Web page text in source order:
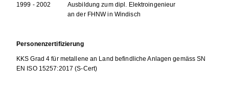
1999 - 2002
Ausbildung zum dipl. Elektroingenieur
an der FHNW in Windisch
Personenzertifizierung
KKS Grad 4 für metallene an Land befindliche Anlagen gemäss SN
EN ISO 15257:2017 (S-Cert)